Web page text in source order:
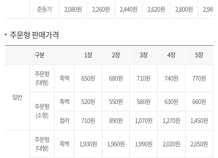
준등기 2,080원 2,260원 2,440원 2,620원 2,800원 2,980
주문형 판매가격
주문형 판매가격 목록으로 구분(일반-주문형(대형(흑백)/소형(흑백,컬러)), 준등기-주문형(대형(흑백)/소형(흑백,컬러)), 1장~6장 판매가격을 제공합니다.
구분 1장 2장 3장 4장 5장
일반
주문형
(대형)
흑백 650원 680원 710원 740원 770원
주문형
(소형)
흑백 520원 550원 580원 630원 660원
컬러 710원 890원 1,070원 1,270원 1,450원
주문형
(대형)
흑백 1,930원 1,960원 1,990원 2,020원 2,050원